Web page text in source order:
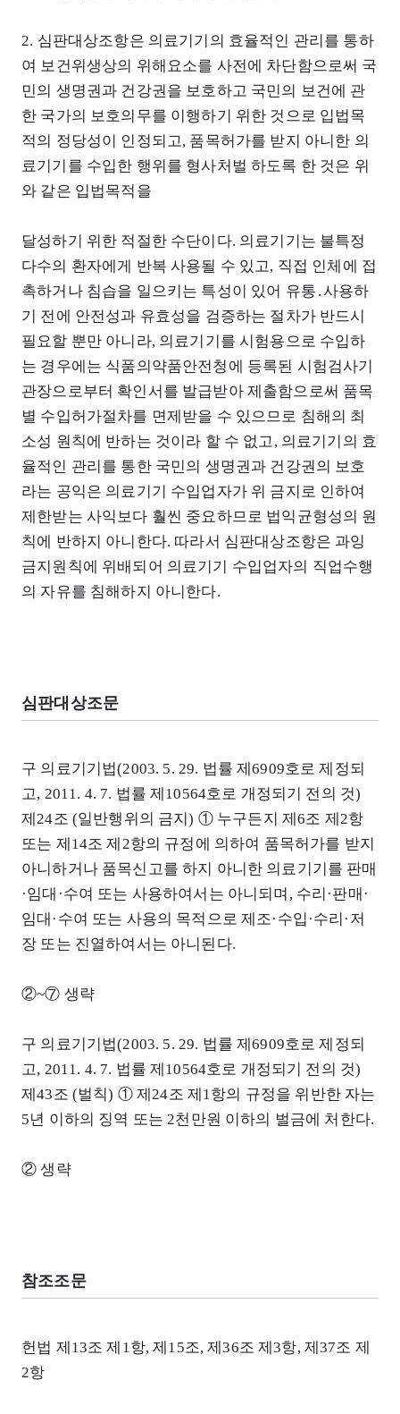
2. 심판대상조항은 의료기기의 효율적인 관리를 통하
여 보건위생상의 위해요소를 사전에 차단함으로써 국
민의 생명권과 건강권을 보호하고 국민의 보건에 관
한 국가의 보호의무를 이행하기 위한 것으로 입법목
적의 정당성이 인정되고, 품목허가를 받지 아니한 의
료기기를 수입한 행위를 형사처벌 하도록 한 것은 위
와 같은 입법목적을
달성하기 위한 적절한 수단이다. 의료기기는 불특정
다수의 환자에게 반복 사용될 수 있고, 직접 인체에 접
촉하거나 침습을 일으키는 특성이 있어 유통․사용하
기 전에 안전성과 유효성을 검증하는 절차가 반드시
필요할 뿐만 아니라, 의료기기를 시험용으로 수입하
는 경우에는 식품의약품안전청에 등록된 시험검사기
관장으로부터 확인서를 발급받아 제출함으로써 품목
별 수입허가절차를 면제받을 수 있으므로 침해의 최
소성 원칙에 반하는 것이라 할 수 없고, 의료기기의 효
율적인 관리를 통한 국민의 생명권과 건강권의 보호
라는 공익은 의료기기 수입업자가 위 금지로 인하여
제한받는 사익보다 훨씬 중요하므로 법익균형성의 원
칙에 반하지 아니한다. 따라서 심판대상조항은 과잉
금지원칙에 위배되어 의료기기 수입업자의 직업수행
의 자유를 침해하지 아니한다.
심판대상조문
구 의료기기법(2003. 5. 29. 법률 제6909호로 제정되
고, 2011. 4. 7. 법률 제10564호로 개정되기 전의 것)
제24조 (일반행위의 금지) ① 누구든지 제6조 제2항
또는 제14조 제2항의 규정에 의하여 품목허가를 받지
아니하거나 품목신고를 하지 아니한 의료기기를 판매
·임대·수여 또는 사용하여서는 아니되며, 수리·판매·
임대·수여 또는 사용의 목적으로 제조·수입·수리·저
장 또는 진열하여서는 아니된다.
②~⑦ 생략
구 의료기기법(2003. 5. 29. 법률 제6909호로 제정되
고, 2011. 4. 7. 법률 제10564호로 개정되기 전의 것)
제43조 (벌칙) ① 제24조 제1항의 규정을 위반한 자는
5년 이하의 징역 또는 2천만원 이하의 벌금에 처한다.
② 생략
참조조문
헌법 제13조 제1항, 제15조, 제36조 제3항, 제37조 제
2항